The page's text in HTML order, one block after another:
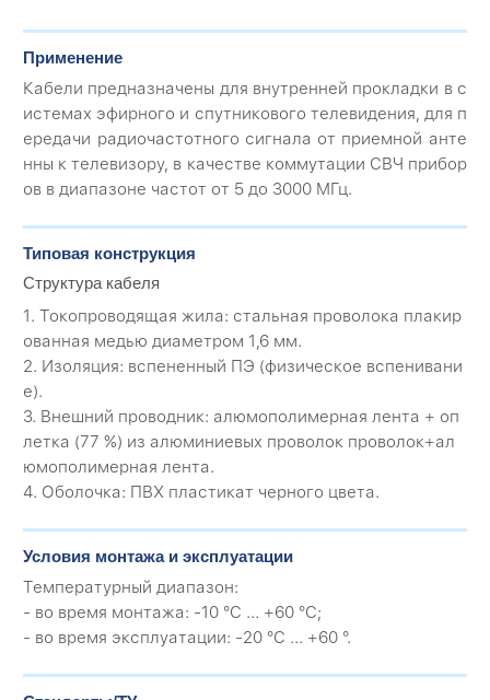
Применение
Кабели предназначены для внутренней прокладки в с
истемах эфирного и спутникового телевидения, для п
ередачи радиочастотного сигнала от приемной анте
нны к телевизору, в качестве коммутации СВЧ прибор
ов в диапазоне частот от 5 до 3000 МГц.
Типовая конструкция
Структура кабеля
1. Токопроводящая жила: стальная проволока плакир
ованная медью диаметром 1,6 мм.
2. Изоляция: вспененный ПЭ (физическое вспенивани
е).
3. Внешний проводник: алюмополимерная лента + оп
летка (77 %) из алюминиевых проволок проволок+ал
юмополимерная лента.
4. Оболочка: ПВХ пластикат черного цвета.
Условия монтажа и эксплуатации
Температурный диапазон:
- во время монтажа: -10 °C ... +60 °C;
- во время эксплуатации: -20 °C ... +60 °.